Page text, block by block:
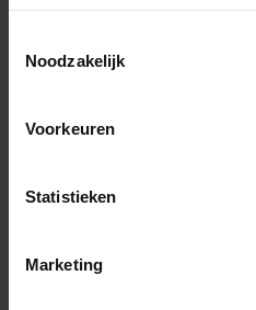
Noodzakelijk
Voorkeuren
Statistieken
Marketing
22/04789)
van Confederatie Servië